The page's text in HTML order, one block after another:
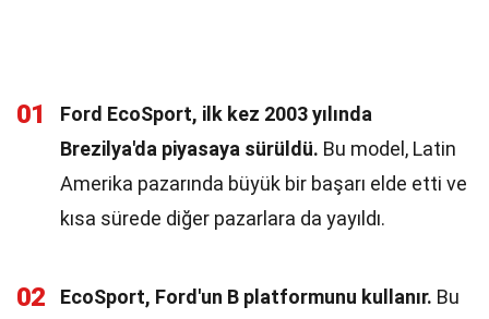
01
Ford EcoSport, ilk kez 2003 yılında
Brezilya'da piyasaya sürüldü. Bu model, Latin
Amerika pazarında büyük bir başarı elde etti ve
kısa sürede diğer pazarlara da yayıldı.
02 EcoSport, Ford'un B platformunu kullanır. Bu